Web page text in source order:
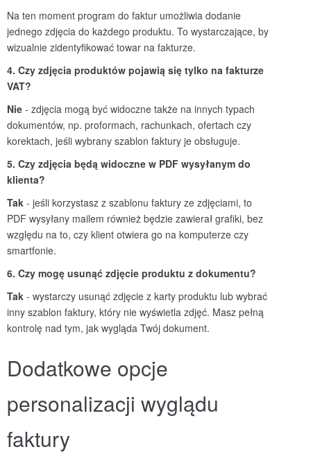
Na ten moment program do faktur umożliwia dodanie
jednego zdjęcia do każdego produktu. To wystarczające, by
wizualnie zidentyfikować towar na fakturze.
4. Czy zdjęcia produktów pojawią się tylko na fakturze
VAT?
Nie - zdjęcia mogą być widoczne także na innych typach
dokumentów, np. proformach, rachunkach, ofertach czy
korektach, jeśli wybrany szablon faktury je obsługuje.
5. Czy zdjęcia będą widoczne w PDF wysyłanym do
klienta?
Tak - jeśli korzystasz z szablonu faktury ze zdjęciami, to
PDF wysyłany mailem również będzie zawierał grafiki, bez
względu na to, czy klient otwiera go na komputerze czy
smartfonie.
6. Czy mogę usunąć zdjęcie produktu z dokumentu?
Tak - wystarczy usunąć zdjęcie z karty produktu lub wybrać
inny szablon faktury, który nie wyświetla zdjęć. Masz pełną
kontrolę nad tym, jak wygląda Twój dokument.
Dodatkowe opcje
personalizacji wyglądu
faktury